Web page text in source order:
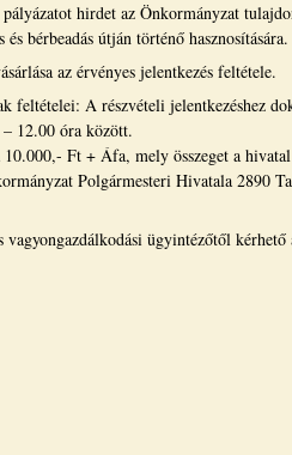
hirdet az Önkormányzat
bérbeadás útján történő hasznosítására.
az érvényes jelentkezés feltétele.
feltételei: A részvételi jelentkezéshez
12.00 óra között.
Ft + Áfa, mely összeget a
Polgármesteri Hivatala 2890
ügyintézőtől